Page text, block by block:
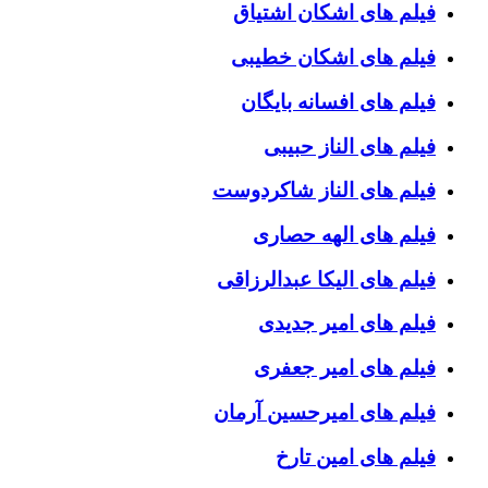
فیلم های اشکان اشتیاق
فیلم های اشکان خطیبی
فیلم های افسانه بایگان
فیلم های الناز حبیبی
فیلم های الناز شاکردوست
فیلم های الهه حصاری
فیلم های الیکا عبدالرزاقی
فیلم های امیر جدیدی
فیلم های امیر جعفری
فیلم های امیرحسین آرمان
فیلم های امین تارخ